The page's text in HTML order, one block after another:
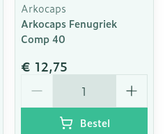
Arkocaps
Arkocaps Fenugriek
Comp 40
€ 12,75
Bestel